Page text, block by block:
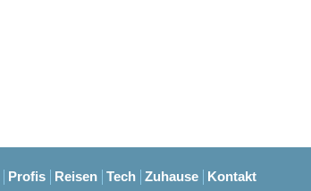
Profis Reisen Tech Zuhause Kontakt